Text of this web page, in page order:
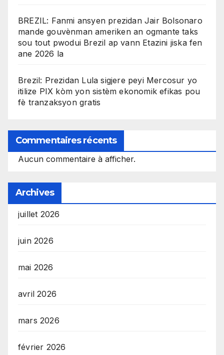
BREZIL: Fanmi ansyen prezidan Jair Bolsonaro
mande gouvènman ameriken an ogmante taks
sou tout pwodui Brezil ap vann Etazini jiska fen
ane 2026 la
Brezil: Prezidan Lula sigjere peyi Mercosur yo
itilize PIX kòm yon sistèm ekonomik efikas pou
fè tranzaksyon gratis
Commentaires récents
Aucun commentaire à afficher.
Archives
juillet 2026
juin 2026
mai 2026
avril 2026
mars 2026
février 2026